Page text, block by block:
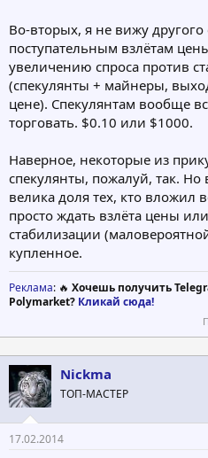
Во-вторых, я не вижу
поступательным взлётам
увеличению спроса против
(спекулянты + майнеры,
цене). Спекулянтам вообще
торговать. $0.10 или $1000.
Наверное, некоторые из
спекулянты, пожалуй, так.
велика доля тех, кто вложил
просто ждать взлёта цены
стабилизации
купленное.
Реклама: 🔥 Хочешь получить
Polymarket? Кликай сюда!
Nickma
ТОП-МАСТЕР
17.02.2014